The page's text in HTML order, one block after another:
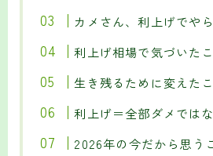
カメさん、利上げでや
利上げ相場で気づいた
生き残るために変えた
利上げ＝全部ダメでは
2026年の今だから思う